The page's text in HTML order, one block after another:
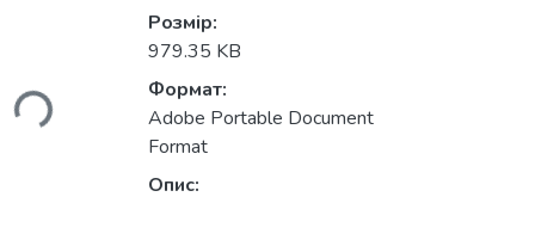
Розмір:
979.35 KB
Формат:
Adobe Portable Document
Format
Опис: